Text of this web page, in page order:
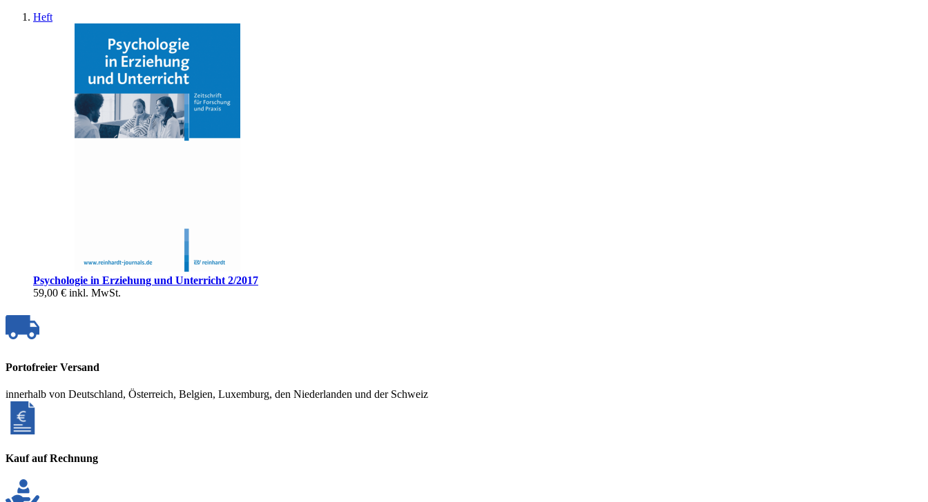
Heft
Psychologie in Erziehung und Unterricht 2/2017
59,00 € inkl. MwSt.
Portofreier Versand
innerhalb von Deutschland, Österreich, Belgien, Luxemburg, den Niederlanden und der Schweiz
Kauf auf Rechnung